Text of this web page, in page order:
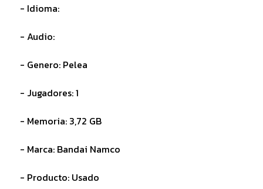
- Idioma:
- Audio:
- Genero: Pelea
- Jugadores: 1
- Memoria: 3,72 GB
- Marca: Bandai Namco
- Producto: Usado